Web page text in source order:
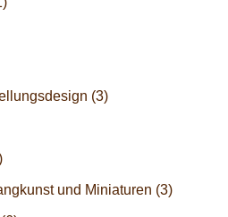
(3)
und Miniaturen (3)